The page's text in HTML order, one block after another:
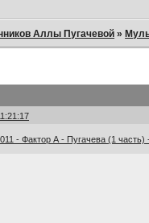
Аллы Пугачевой »
- Фактор А - Пугачева (1